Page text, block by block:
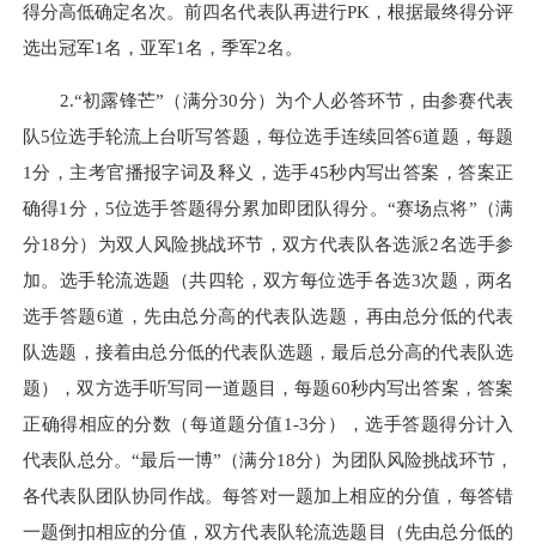
得分高低确定名次。前四名代表队再进行PK，根据最终得分评
选出冠军1名，亚军1名，季军2名。
2.“初露锋芒”（满分30分）为个人必答环节，由参赛代表
队5位选手轮流上台听写答题，每位选手连续回答6道题，每题
1分，主考官播报字词及释义，选手45秒内写出答案，答案正
确得1分，5位选手答题得分累加即团队得分。“赛场点将”（满
分18分）为双人风险挑战环节，双方代表队各选派2名选手参
加。选手轮流选题（共四轮，双方每位选手各选3次题，两名
选手答题6道，先由总分高的代表队选题，再由总分低的代表
队选题，接着由总分低的代表队选题，最后总分高的代表队选
题），双方选手听写同一道题目，每题60秒内写出答案，答案
正确得相应的分数（每道题分值1-3分），选手答题得分计入
代表队总分。“最后一博”（满分18分）为团队风险挑战环节，
各代表队团队协同作战。每答对一题加上相应的分值，每答错
一题倒扣相应的分值，双方代表队轮流选题目（先由总分低的